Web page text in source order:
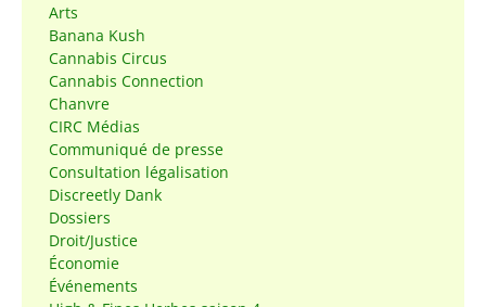
Arts
Banana Kush
Cannabis Circus
Cannabis Connection
Chanvre
CIRC Médias
Communiqué de presse
Consultation légalisation
Discreetly Dank
Dossiers
Droit/Justice
Économie
Événements